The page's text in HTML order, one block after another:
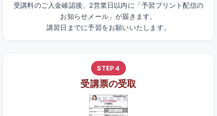
受講料のご入金確認後、2営業日以内に「予習プリント配信の
お知らせメール」が届きます。
講習日までに予習をお願いいたします。
STEP 4
受講票の受取